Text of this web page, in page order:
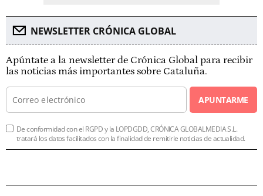
NEWSLETTER CRÓNICA GLOBAL
Apúntate a la newsletter de Crónica Global para recibir
las noticias más importantes sobre Cataluña.
APUNTARME
De conformidad con el RGPD y la LOPDGDD, CRÓNICA GLOBALMEDIA S.L.
tratará los datos facilitados con la finalidad de remitirle noticias de actualidad.